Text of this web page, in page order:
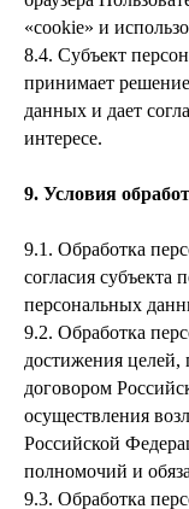
«cookie» и
8.4. Субъект
принимает
данных и дает
интересе.
9. Условия
9.1. Обработка
согласия субъекта
персональных
9.2. Обработка
достижения
договором
осуществления
Российской
полномочий и
9.3. Обработка